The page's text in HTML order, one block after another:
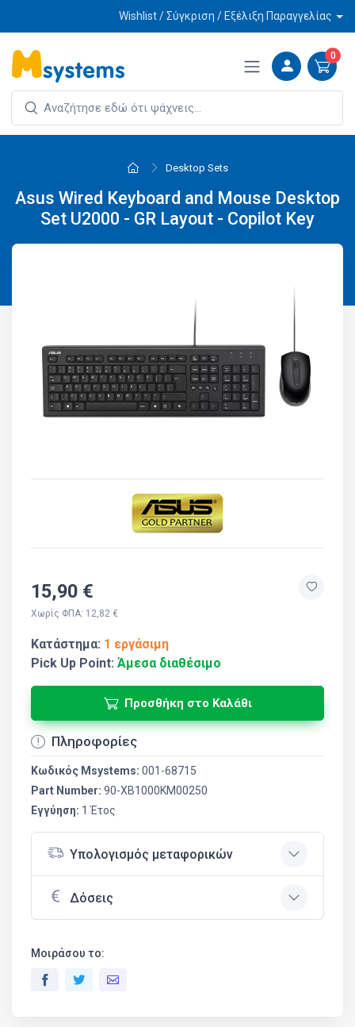
Wishlist / Σύγκριση / Εξέλιξη Παραγγελίας
0
Desktop Sets
Asus Wired Keyboard and Mouse Desktop
Set U2000 - GR Layout - Copilot Key
15,90 €
Χωρίς ΦΠΑ: 12,82 €
Κατάστημα: 1 εργάσιμη
Pick Up Point: Άμεσα διαθέσιμο
Προσθήκη στο Καλάθι
Πληροφορίες
Κωδικός Msystems: 001-68715
Part Number: 90-XB1000KM00250
Εγγύηση: 1 Έτoς
Υπολογισμός μεταφορικών
Δόσεις
Μοιράσου το: